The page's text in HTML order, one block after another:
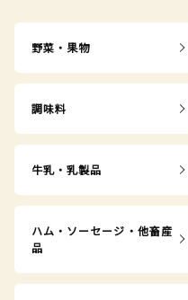
野菜・果物
調味料
牛乳・乳製品
ハム・ソーセージ・他畜産
品